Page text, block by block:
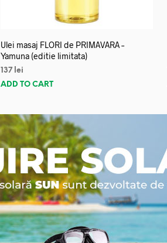
Ulei masaj FLORI de PRIMAVARA –
Yamuna (editie limitata)
137 lei
ADD TO CART